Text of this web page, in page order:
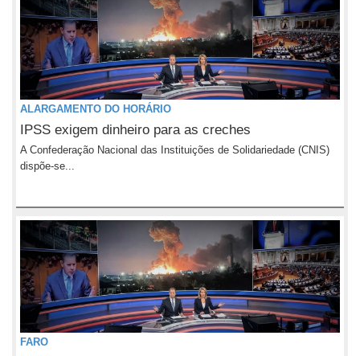
ALARGAMENTO DO HORÁRIO
IPSS exigem dinheiro para as creches
A Confederação Nacional das Instituições de Solidariedade (CNIS)
dispõe-se...
FARO